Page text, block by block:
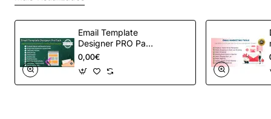
Email Template
Designer PRO Pack
– Automação de e-
mail definitiva para
OpenCart
0,00€